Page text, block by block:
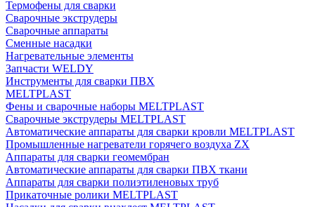
Термофены для сварки
Сварочные экструдеры
Сварочные аппараты
Сменные насадки
Нагревательные элементы
Запчасти WELDY
Инструменты для сварки ПВХ
MELTPLAST
Фены и сварочные наборы MELTPLAST
Сварочные экструдеры MELTPLAST
Автоматические аппараты для сварки кровли MELTPLAST
Промышленные нагреватели горячего воздуха ZX
Аппараты для сварки геомембран
Автоматические аппараты для сварки ПВХ ткани
Аппараты для сварки полиэтиленовых труб
Прикаточные ролики MELTPLAST